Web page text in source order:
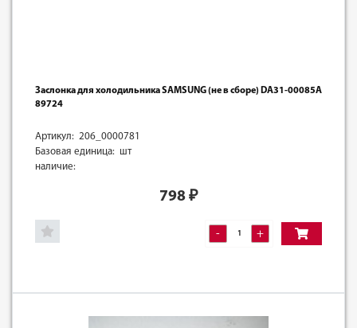
Заслонка для холодильника SAMSUNG (не в сборе) DA31-00085A
89724
Артикул: 206_0000781
Базовая единица: шт
наличие:
798 ₽
- +